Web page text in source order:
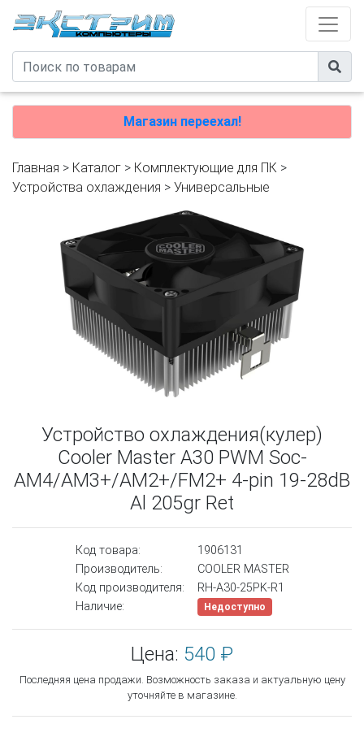
Магазин переехал!
Главная > Каталог > Комплектующие для ПК >
Устройства охлаждения > Универсальные
Устройство охлаждения(кулер)
Cooler Master A30 PWM Soc-
AM4/AM3+/AM2+/FM2+ 4-pin 19-28dB
Al 205gr Ret
Код товара:
1906131
Производитель:
COOLER MASTER
Код производителя:
RH-A30-25PK-R1
Наличие:
Недоступно
Цена: 540 ₽
Последняя цена продажи. Возможность заказа и актуальную цену
уточняйте в магазине.